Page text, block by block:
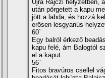
Újra Rajczi helyzetben,
után pörgetett a kapu
jött a labda, és hozzá
erősen lesgyanús
60`
Egy balról érkező
kapu felé, ám Balogtól
el a kaput.
56`
Fitos bravúros csellel